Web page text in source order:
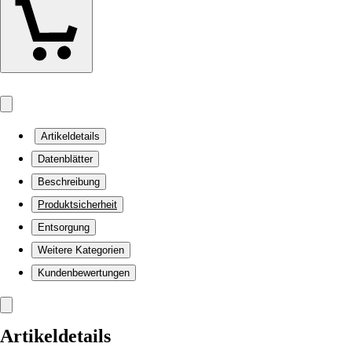
Artikeldetails
Datenblätter
Beschreibung
Produktsicherheit
Entsorgung
Weitere Kategorien
Kundenbewertungen
Artikeldetails